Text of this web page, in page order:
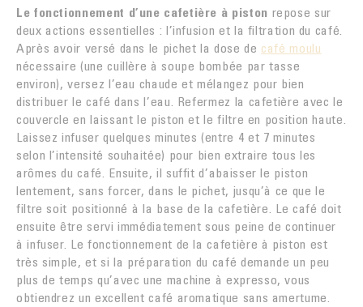
Le fonctionnement d’une cafetière à piston repose sur
deux actions essentielles : l’infusion et la filtration du café.
Après avoir versé dans le pichet la dose de café moulu
nécessaire (une cuillère à soupe bombée par tasse
environ), versez l’eau chaude et mélangez pour bien
distribuer le café dans l’eau. Refermez la cafetière avec le
couvercle en laissant le piston et le filtre en position haute.
Laissez infuser quelques minutes (entre 4 et 7 minutes
selon l’intensité souhaitée) pour bien extraire tous les
arômes du café. Ensuite, il suffit d’abaisser le piston
lentement, sans forcer, dans le pichet, jusqu’à ce que le
filtre soit positionné à la base de la cafetière. Le café doit
ensuite être servi immédiatement sous peine de continuer
à infuser. Le fonctionnement de la cafetière à piston est
très simple, et si la préparation du café demande un peu
plus de temps qu’avec une machine à expresso, vous
obtiendrez un excellent café aromatique sans amertume.